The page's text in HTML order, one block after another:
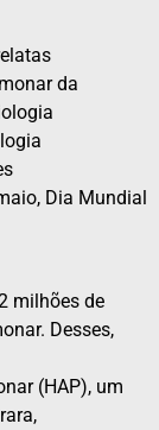
da
Dia Mundial
milhões de
. Desses,
(HAP), um